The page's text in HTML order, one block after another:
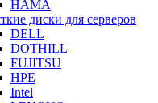
HAMA
диски для серверов
DELL
DOTHILL
FUJITSU
HPE
Intel